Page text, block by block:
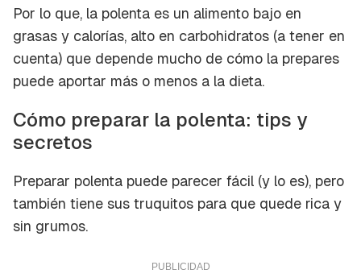
Por lo que, la polenta es un alimento bajo en
grasas y calorías, alto en carbohidratos (a tener en
cuenta) que depende mucho de cómo la prepares
puede aportar más o menos a la dieta.
Cómo preparar la polenta: tips y
secretos
Preparar polenta puede parecer fácil (y lo es), pero
también tiene sus truquitos para que quede rica y
sin grumos.